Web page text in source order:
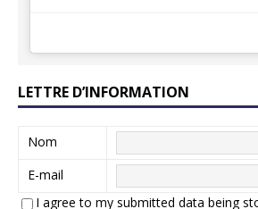
LETTRE D’INFORMATION
Nom
E-mail
I agree to my submitted data being